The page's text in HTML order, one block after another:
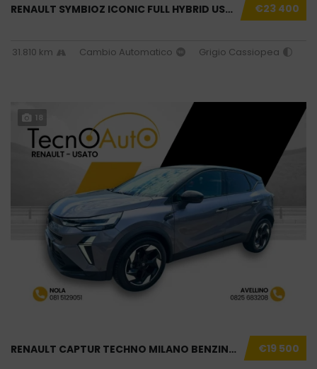
€23 400
RENAULT SYMBIOZ ICONIC FULL HYBRID USATO NOL...
31.810 km Cambio Automatico Grigio Cassiopea
18
€19 500
RENAULT CAPTUR TECHNO MILANO BENZINA USATO N...